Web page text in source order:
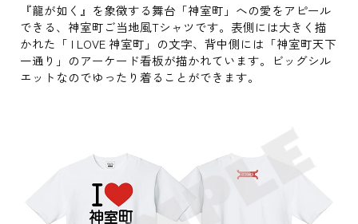
『龍が如く』を象徴する舞台「神室町」への愛をアピール
できる、神室町ご当地風Tシャツです。表側には大きく描
かれた「 I LOVE 神室町」の文字、背中側には「神室町天下
一通り」のアーケード看板が描かれています。ビッグシル
エットなのでゆったり着ることができます。